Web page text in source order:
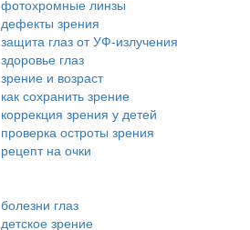
фотохромные линзы
дефекты зрения
защита глаз от УФ-излучения
здоровье глаз
зрение и возраст
как сохранить зрение
коррекция зрения у детей
проверка остроты зрения
рецепт на очки
болезни глаз
детское зрение